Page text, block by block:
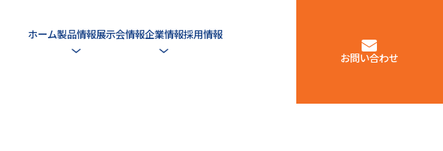
ホーム製品情報展示会情報企業情報採用情報
お問い合わせ